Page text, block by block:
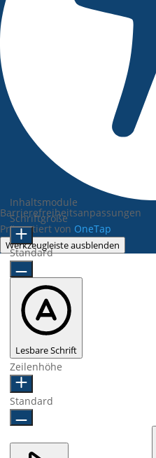
Barrierefreiheitsanpassungen
Präsentiert von OneTap
Werkzeugleiste ausblenden
Inhaltsmodule
Schriftgröße
Standard
Lesbare Schrift
Zeilenhöhe
Standard